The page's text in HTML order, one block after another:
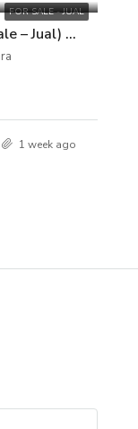
FOR SALE - JUAL
P3KPG-00002030-MT-J (For Sale – Jual) Rumah Janur Kuning, Kelapa Gading, Jakarta Utara
1 week ago